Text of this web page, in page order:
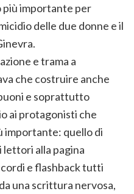
più importante per
delle due donne e il
e trama a
che costruire anche
e soprattutto
ai protagonisti che
importante: quello di
lettori alla pagina
e flashback tutti
una scrittura nervosa,